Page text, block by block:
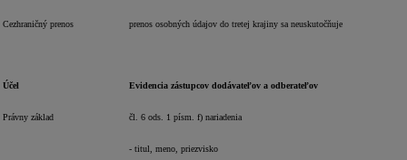
Cezhraničný prenos prenos osobných údajov do tretej krajiny sa neuskutočňuje
Účel Evidencia zástupcov dodávateľov a odberateľov
Právny základ čl. 6 ods. 1 písm. f) nariadenia
- titul, meno, priezvisko